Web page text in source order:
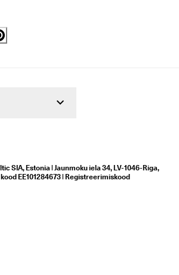
SIA, Estonia | Jaunmoku iela 34, LV-1046-Riga,
EE101284673 | Registreerimiskood